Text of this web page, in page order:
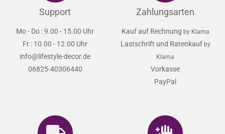
Support
Mo - Do : 9.00 - 15.00 Uhr
Fr : 10.00 - 12.00 Uhr
info@lifestyle-decor.de
06825-40306440
Zahlungsarten
Kauf auf Rechnung by Klarna
Lastschrift und Ratenkauf by
Klarna
Vorkasse
PayPal